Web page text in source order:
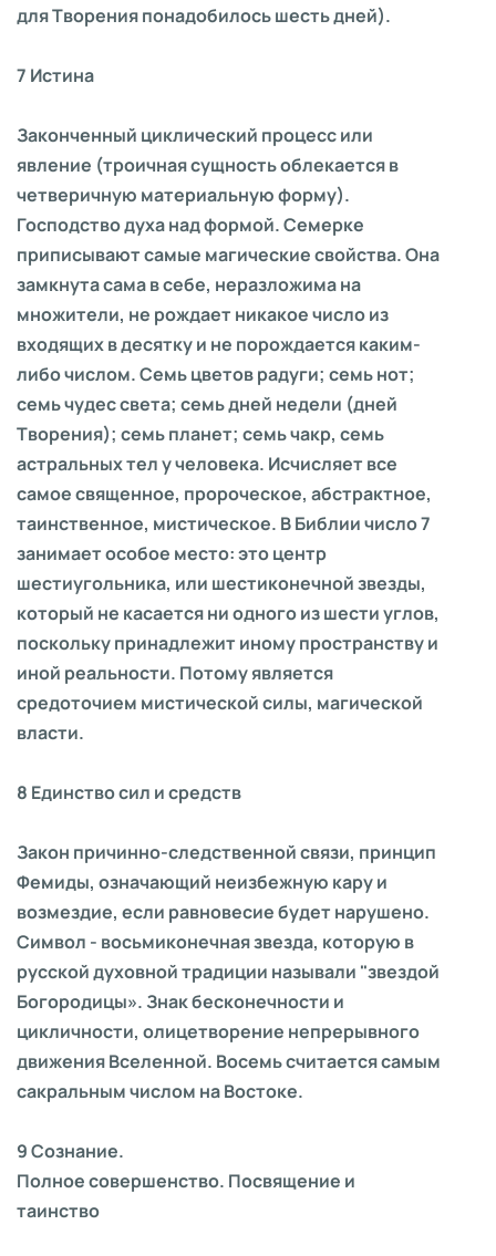
для Творения понадобилось шесть дней).
7 Истина
Законченный циклический процесс или
явление (троичная сущность облекается в
четверичную материальную форму).
Господство духа над формой. Семерке
приписывают самые магические свойства. Она
замкнута сама в себе, неразложима на
множители, не рождает никакое число из
входящих в десятку и не порождается каким-
либо числом. Семь цветов радуги; семь нот;
семь чудес света; семь дней недели (дней
Творения); семь планет; семь чакр, семь
астральных тел у человека. Исчисляет все
самое священное, пророческое, абстрактное,
таинственное, мистическое. В Библии число 7
занимает особое место: это центр
шестиугольника, или шестиконечной звезды,
который не касается ни одного из шести углов,
поскольку принадлежит иному пространству и
иной реальности. Потому является
средоточием мистической силы, магической
власти.
8 Единство сил и средств
Закон причинно-следственной связи, принцип
Фемиды, означающий неизбежную кару и
возмездие, если равновесие будет нарушено.
Символ - восьмиконечная звезда, которую в
русской духовной традиции называли "звездой
Богородицы». Знак бесконечности и
цикличности, олицетворение непрерывного
движения Вселенной. Восемь считается самым
сакральным числом на Востоке.
9 Сознание.
Полное совершенство. Посвящение и
таинство